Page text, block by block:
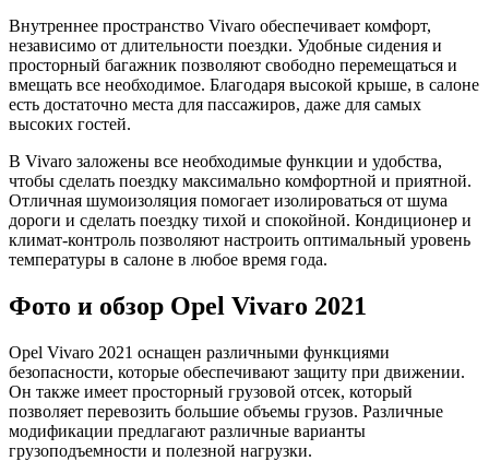
Внутреннее пространство Vivaro обеспечивает комфорт,
независимо от длительности поездки. Удобные сидения и
просторный багажник позволяют свободно перемещаться и
вмещать все необходимое. Благодаря высокой крыше, в салоне
есть достаточно места для пассажиров, даже для самых
высоких гостей.
В Vivaro заложены все необходимые функции и удобства,
чтобы сделать поездку максимально комфортной и приятной.
Отличная шумоизоляция помогает изолироваться от шума
дороги и сделать поездку тихой и спокойной. Кондиционер и
климат-контроль позволяют настроить оптимальный уровень
температуры в салоне в любое время года.
Фото и обзор Opel Vivaro 2021
Opel Vivaro 2021 оснащен различными функциями
безопасности, которые обеспечивают защиту при движении.
Он также имеет просторный грузовой отсек, который
позволяет перевозить большие объемы грузов. Различные
модификации предлагают различные варианты
грузоподъемности и полезной нагрузки.